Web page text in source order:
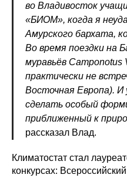
во Владивосток
«БИОМ», когда я
Амурского бархата,
Во время поездки на
муравьёв Camponotus
практически не
Восточная Европа). И
сделать особый
приближенный к
рассказал Влад.
Климатостат стал
конкурсах: